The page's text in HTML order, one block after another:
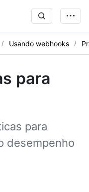
Usando webhooks
para
para
desempenho